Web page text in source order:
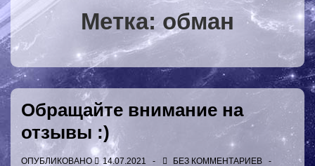
Метка:обман
Обращайте внимание на
отзывы :)
ОПУБЛИКОВАНО 14.07.2021
БЕЗ КОММЕНТАРИЕВ